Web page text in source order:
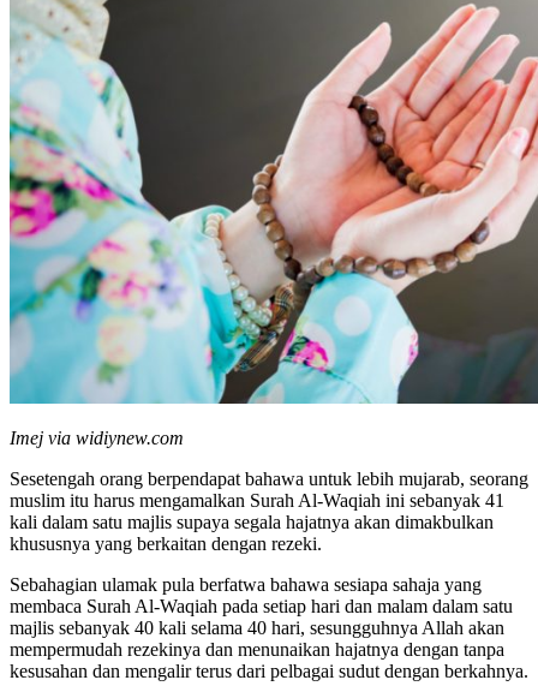
Imej via widiynew.com
Sesetengah orang berpendapat bahawa untuk lebih mujarab, seorang
muslim itu harus mengamalkan Surah Al-Waqiah ini sebanyak 41
kali dalam satu majlis supaya segala hajatnya akan dimakbulkan
khususnya yang berkaitan dengan rezeki.
Sebahagian ulamak pula berfatwa bahawa sesiapa sahaja yang
membaca Surah Al-Waqiah pada setiap hari dan malam dalam satu
majlis sebanyak 40 kali selama 40 hari, sesungguhnya Allah akan
mempermudah rezekinya dan menunaikan hajatnya dengan tanpa
kesusahan dan mengalir terus dari pelbagai sudut dengan berkahnya.